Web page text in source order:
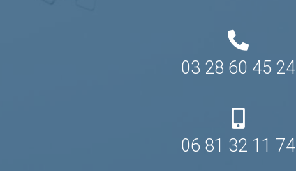
03 28 60 45 24
06 81 32 11 74